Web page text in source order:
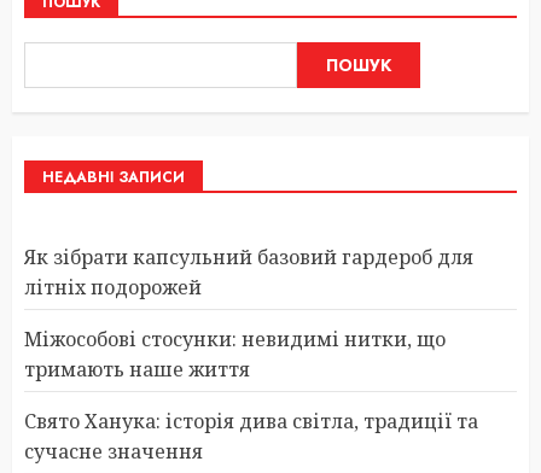
ПОШУК
НЕДАВНІ ЗАПИСИ
Як зібрати капсульний базовий гардероб для
літніх подорожей
Міжособові стосунки: невидимі нитки, що
тримають наше життя
Свято Ханука: історія дива світла, традиції та
сучасне значення